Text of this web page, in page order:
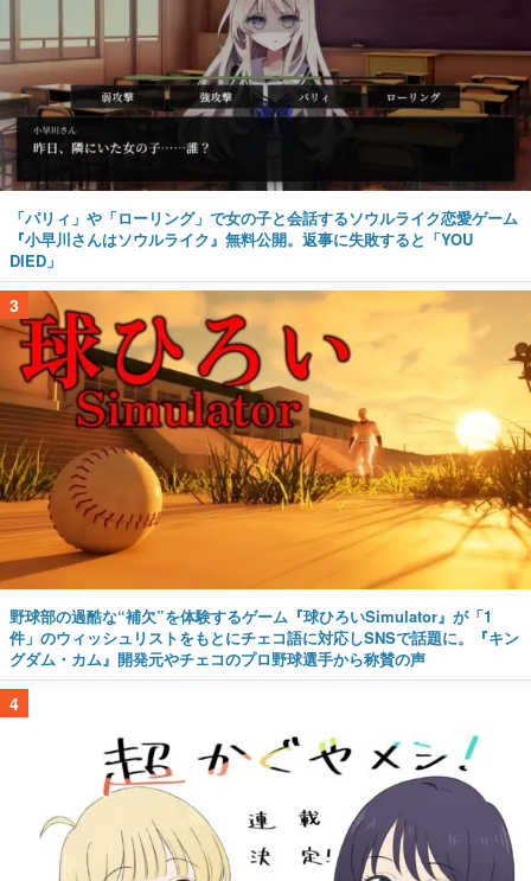
「パリィ」や「ローリング」で女の子と会話するソウルライク恋愛ゲーム
『小早川さんはソウルライク』無料公開。返事に失敗すると「YOU
DIED」
3
野球部の過酷な“補欠”を体験するゲーム『球ひろいSimulator』が「1
件」のウィッシュリストをもとにチェコ語に対応しSNSで話題に。『キン
グダム・カム』開発元やチェコのプロ野球選手から称賛の声
4